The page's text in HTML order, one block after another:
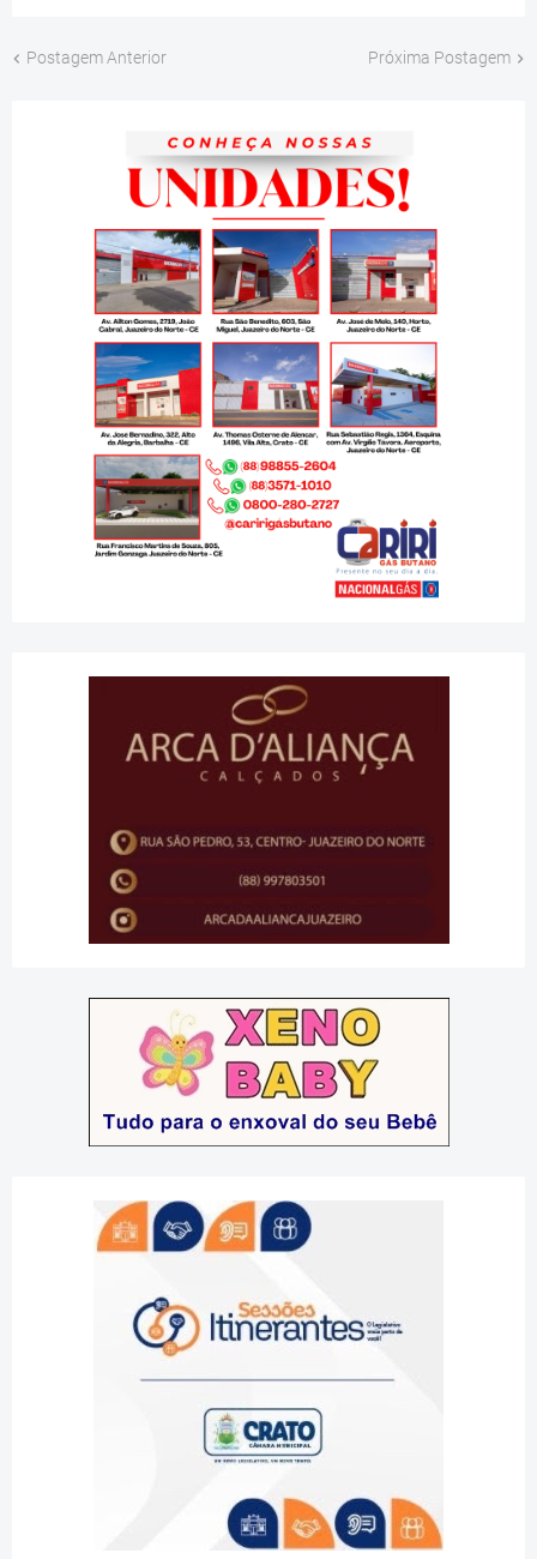
Postagem Anterior Próxima Postagem